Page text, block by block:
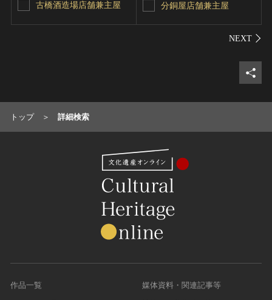
古橋酒造場店舗兼主屋 分銅屋店舗兼主屋
シェ
トップ 詳細検索
作品一覧 媒体資料・関連記事等